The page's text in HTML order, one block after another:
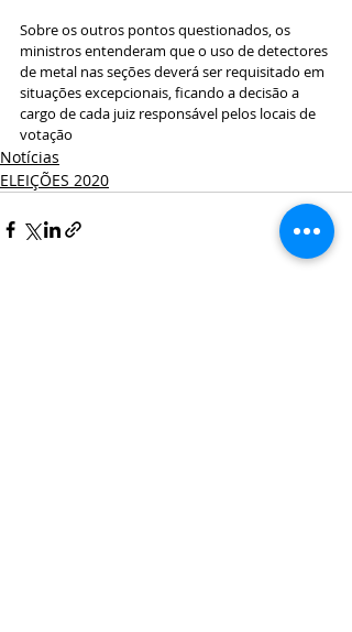
Sobre os outros pontos questionados, os
ministros entenderam que o uso de detectores
de metal nas seções deverá ser requisitado em
situações excepcionais, ficando a decisão a
cargo de cada juiz responsável pelos locais de
votação
Notícias
ELEIÇÕES 2020